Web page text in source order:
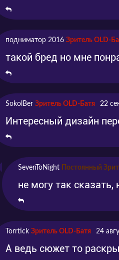
подниматор 2016 Зритель OLD-
такой бред но мне
SokolBer Зритель OLD-Батя 22
Интересный дизайн
SevenToNight Постоянный
не могу так
Torrtick Зритель OLD-Батя 24
А ведь сюжет то